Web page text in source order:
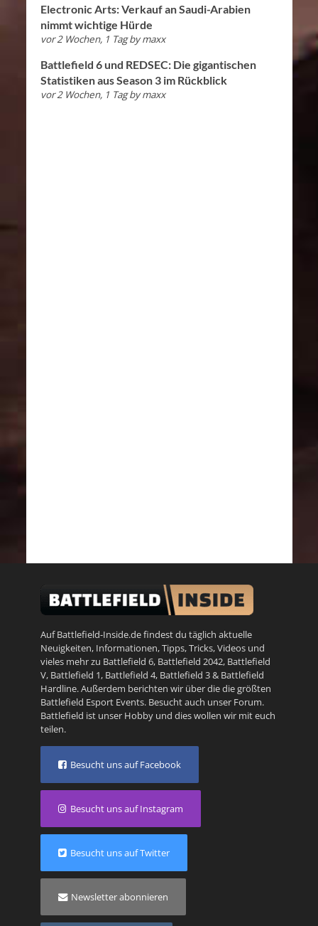
Electronic Arts: Verkauf an Saudi-Arabien
nimmt wichtige Hürde
vor 2 Wochen, 1 Tag bymaxx
Battlefield 6 und REDSEC: Die gigantischen
Statistiken aus Season 3 im Rückblick
vor 2 Wochen, 1 Tag bymaxx
Auf Battlefield-Inside.de findest du täglich aktuelle
Neuigkeiten, Informationen, Tipps, Tricks, Videos und
vieles mehr zu Battlefield 6, Battlefield 2042, Battlefield
V, Battlefield 1, Battlefield 4, Battlefield 3& Battlefield
Hardline. Außerdem berichten wir über die die größten
Battlefield Esport Events. Besucht auch unser Forum.
Battlefield ist unser Hobby und dies wollen wir mit euch
teilen.
Besucht uns auf Facebook
Besucht uns auf Instagram
Besucht uns auf Twitter
Newsletter abonnieren